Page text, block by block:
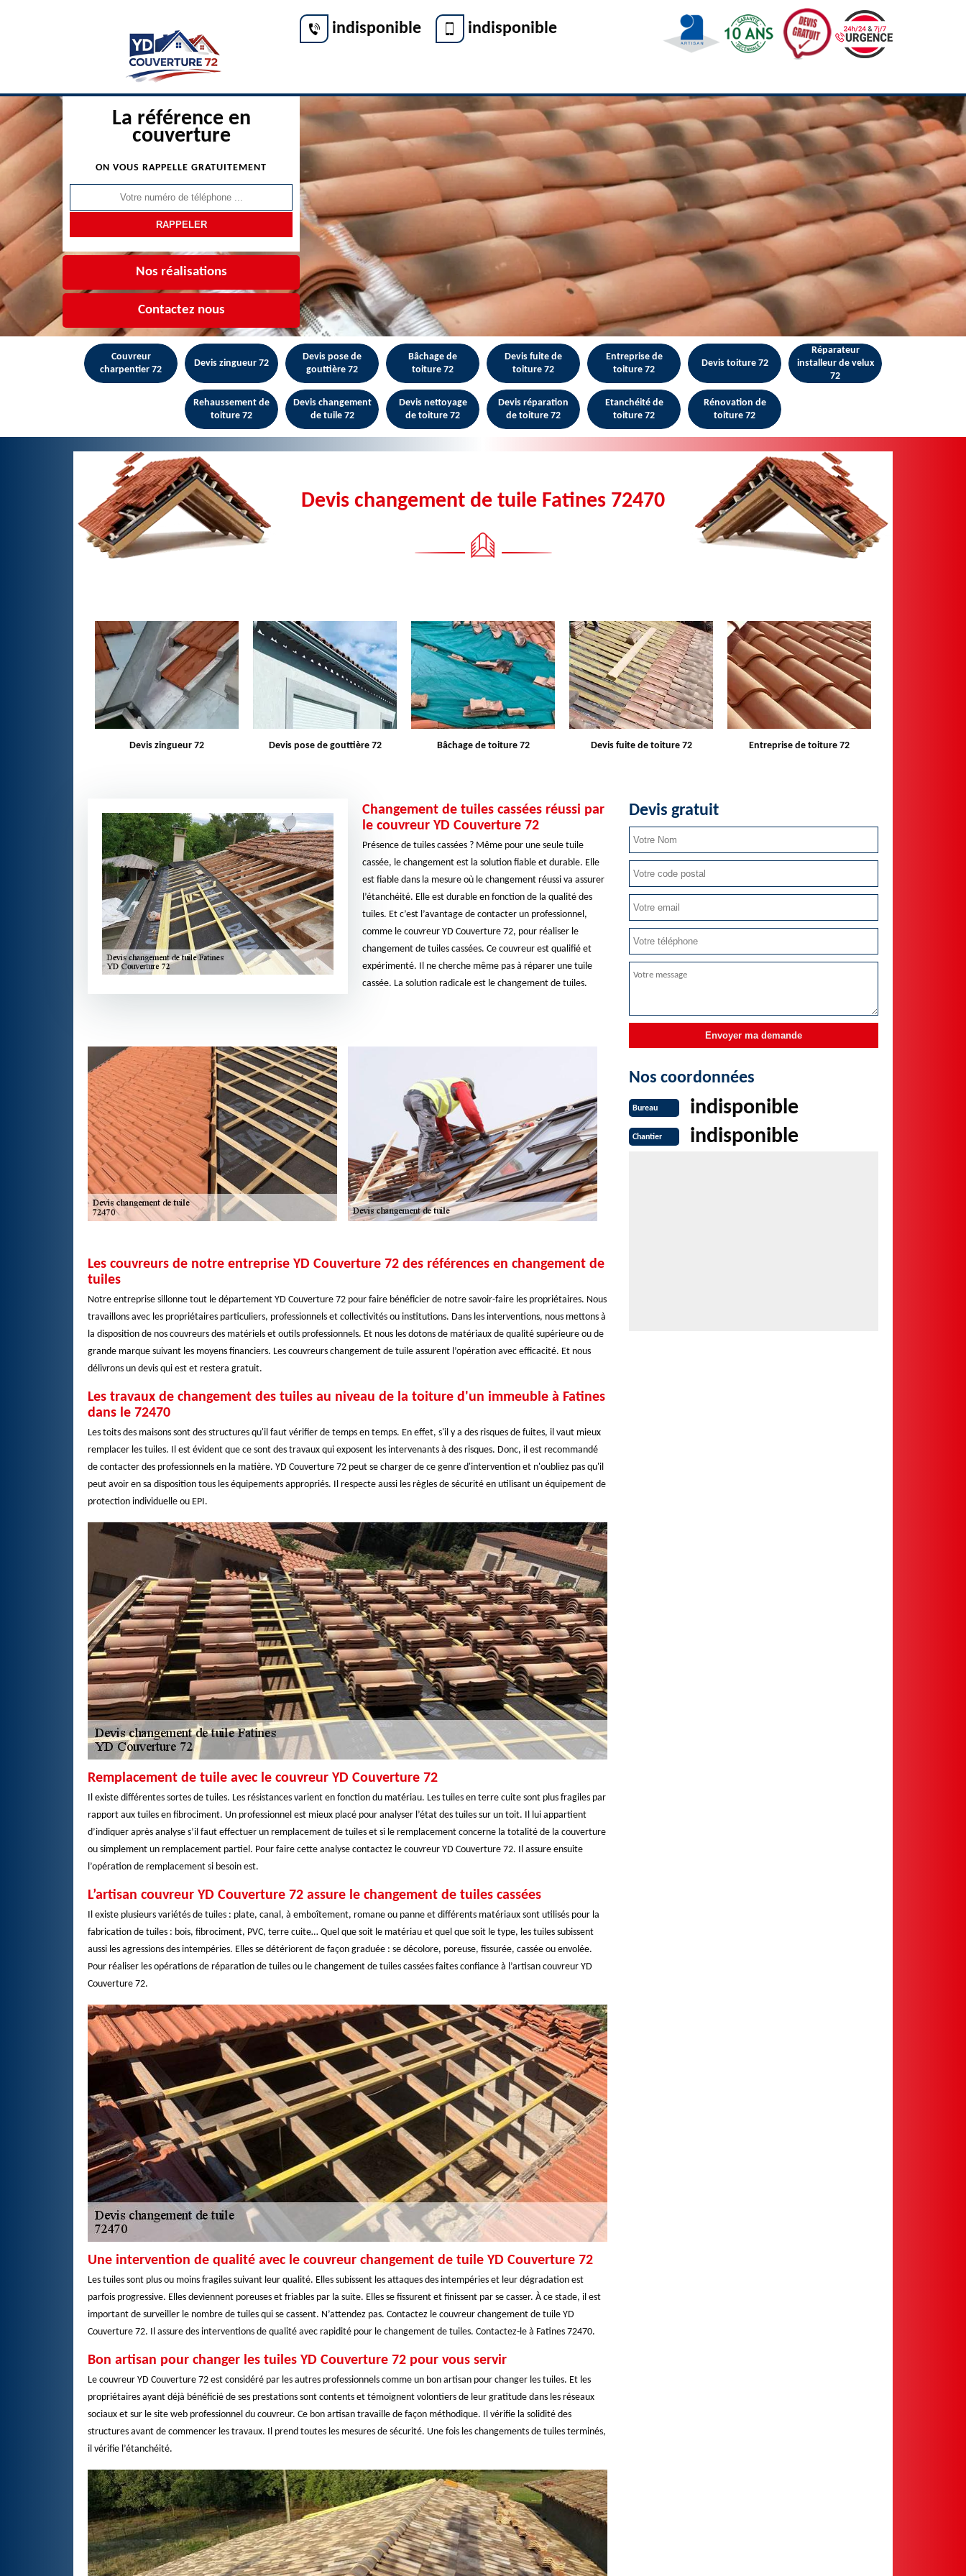
indisponible indisponible
La référence en
couverture
ON VOUS RAPPELLE GRATUITEMENT
Nos réalisations
Contactez nous
Couvreur
charpentier 72
Devis zingueur 72
Devis pose de
gouttière 72
Bâchage de
toiture 72
Devis fuite de
toiture 72
Entreprise de
toiture 72
Devis toiture 72
Réparateur
installeur de velux
72
Rehaussement de
toiture 72
Devis changement
de tuile 72
Devis nettoyage
de toiture 72
Devis réparation
de toiture 72
Etanchéité de
toiture 72
Rénovation de
toiture 72
Devis changement de tuile Fatines 72470
Devis pose de gouttière 72 Bâchage de toiture 72 Devis fuite de toiture 72 Entreprise de toiture 72 Devis toiture 72
Changement de tuiles cassées réussi par
le couvreur YD Couverture 72
Présence de tuiles cassées ? Même pour une seule tuile
cassée, le changement est la solution fiable et durable. Elle
est fiable dans la mesure où le changement réussi va assurer
l’étanchéité. Elle est durable en fonction de la qualité des
tuiles. Et c’est l’avantage de contacter un professionnel,
comme le couvreur YD Couverture 72, pour réaliser le
changement de tuiles cassées. Ce couvreur est qualifié et
expérimenté. Il ne cherche même pas à réparer une tuile
cassée. La solution radicale est le changement de tuiles.
Les couvreurs de notre entreprise YD Couverture 72 des références en changement de
tuiles
Notre entreprise sillonne tout le département YD Couverture 72 pour faire bénéficier de notre savoir-faire les propriétaires. Nous
travaillons avec les propriétaires particuliers, professionnels et collectivités ou institutions. Dans les interventions, nous mettons à
la disposition de nos couvreurs des matériels et outils professionnels. Et nous les dotons de matériaux de qualité supérieure ou de
grande marque suivant les moyens financiers. Les couvreurs changement de tuile assurent l’opération avec efficacité. Et nous
délivrons un devis qui est et restera gratuit.
Les travaux de changement des tuiles au niveau de la toiture d'un immeuble à Fatines
dans le 72470
Les toits des maisons sont des structures qu'il faut vérifier de temps en temps. En effet, s'il y a des risques de fuites, il vaut mieux
remplacer les tuiles. Il est évident que ce sont des travaux qui exposent les intervenants à des risques. Donc, il est recommandé
de contacter des professionnels en la matière. YD Couverture 72 peut se charger de ce genre d'intervention et n'oubliez pas qu'il
peut avoir en sa disposition tous les équipements appropriés. Il respecte aussi les règles de sécurité en utilisant un équipement de
protection individuelle ou EPI.
Remplacement de tuile avec le couvreur YD Couverture 72
Il existe différentes sortes de tuiles. Les résistances varient en fonction du matériau. Les tuiles en terre cuite sont plus fragiles par
rapport aux tuiles en fibrociment. Un professionnel est mieux placé pour analyser l’état des tuiles sur un toit. Il lui appartient
d’indiquer après analyse s’il faut effectuer un remplacement de tuiles et si le remplacement concerne la totalité de la couverture
ou simplement un remplacement partiel. Pour faire cette analyse contactez le couvreur YD Couverture 72. Il assure ensuite
l’opération de remplacement si besoin est.
L’artisan couvreur YD Couverture 72 assure le changement de tuiles cassées
Il existe plusieurs variétés de tuiles : plate, canal, à emboîtement, romane ou panne et différents matériaux sont utilisés pour la
fabrication de tuiles : bois, fibrociment, PVC, terre cuite… Quel que soit le matériau et quel que soit le type, les tuiles subissent
aussi les agressions des intempéries. Elles se détériorent de façon graduée : se décolore, poreuse, fissurée, cassée ou envolée.
Pour réaliser les opérations de réparation de tuiles ou le changement de tuiles cassées faites confiance à l’artisan couvreur YD
Couverture 72.
Une intervention de qualité avec le couvreur changement de tuile YD Couverture 72
Les tuiles sont plus ou moins fragiles suivant leur qualité. Elles subissent les attaques des intempéries et leur dégradation est
parfois progressive. Elles deviennent poreuses et friables par la suite. Elles se fissurent et finissent par se casser. À ce stade, il est
important de surveiller le nombre de tuiles qui se cassent. N’attendez pas. Contactez le couvreur changement de tuile YD
Couverture 72. Il assure des interventions de qualité avec rapidité pour le changement de tuiles. Contactez-le à Fatines 72470.
Bon artisan pour changer les tuiles YD Couverture 72 pour vous servir
Le couvreur YD Couverture 72 est considéré par les autres professionnels comme un bon artisan pour changer les tuiles. Et les
propriétaires ayant déjà bénéficié de ses prestations sont contents et témoignent volontiers de leur gratitude dans les réseaux
sociaux et sur le site web professionnel du couvreur. Ce bon artisan travaille de façon méthodique. Il vérifie la solidité des
structures avant de commencer les travaux. Il prend toutes les mesures de sécurité. Une fois les changements de tuiles terminés,
il vérifie l’étanchéité.
Devis gratuit
Nos coordonnées
Bureau indisponible
Chantier indisponible